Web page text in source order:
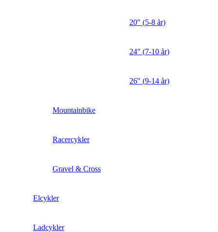
20″ (5-8 år)
24″ (7-10 år)
26″ (9-14 år)
Mountainbike
Racercykler
Gravel & Cross
Elcykler
Ladcykler